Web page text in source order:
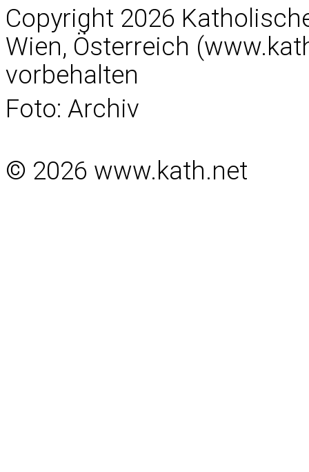
Copyright 2026
Wien, Österreich
vorbehalten
Foto: Archiv
© 2026 www.kath.net